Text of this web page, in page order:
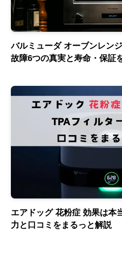
バルミューダ オーブンレン
故障6つの真実と寿命・保証
エアドッグ 花粉症 効果は本
力と口コミをまるっと解説